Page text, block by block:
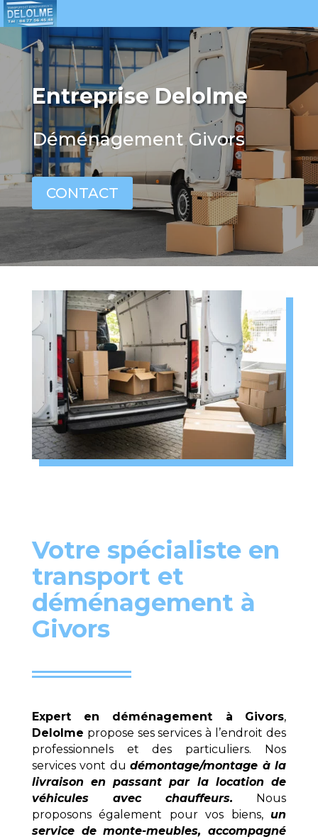
Entreprise Delolme
Déménagement Givors
CONTACT
Votre spécialiste en
transport et
déménagement à
Givors
Expert en déménagement à Givors,
Delolme propose ses services à l’endroit des
professionnels et des particuliers. Nos
services vont dudémontage/montage à la
livraison en passant par la location de
véhicules avec chauffeurs. Nous
proposons également pour vos biens, un
service de monte-meubles, accompagné